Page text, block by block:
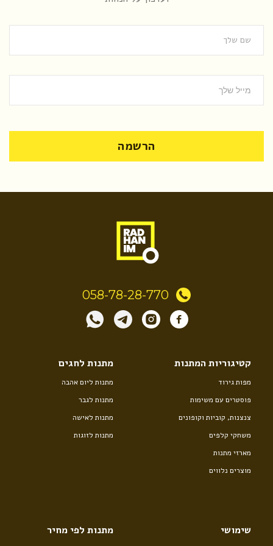
הרשמה
058-78-28-770
שימושי
מתנות לחגים
מתנות ליום אהבה
מתנות לגבר
מתנות לאישה
מתנות לזוגות
קטיגוריות המתנות
מפות גירוד
פוסטרים עם משימות
צנצנות, קוביות וקופונים
משחקי קלפים
מארזי מתנות
מוצרים נלווים
מתנות לפי מחיר